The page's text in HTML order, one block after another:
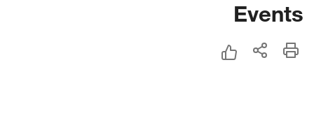
Events
